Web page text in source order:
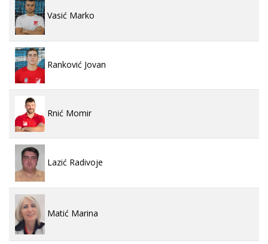
Vasić Marko
Ranković Jovan
Rnić Momir
Lazić Radivoje
Matić Marina